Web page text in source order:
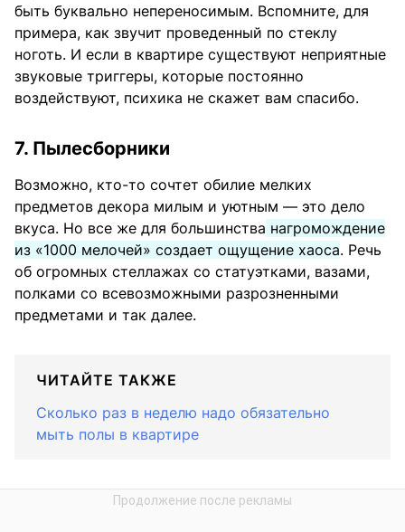
быть буквально непереносимым. Вспомните, для
примера, как звучит проведенный по стеклу
ноготь. И если в квартире существуют неприятные
звуковые триггеры, которые постоянно
воздействуют, психика не скажет вам спасибо.
7. Пылесборники
Возможно, кто-то сочтет обилие мелких
предметов декора милым и уютным — это дело
вкуса. Но все же для большинства нагромождение
из «1000 мелочей» создает ощущение хаоса. Речь
об огромных стеллажах со статуэтками, вазами,
полками со всевозможными разрозненными
предметами и так далее.
ЧИТАЙТЕ ТАКЖЕ
Сколько раз в неделю надо обязательно
мыть полы в квартире